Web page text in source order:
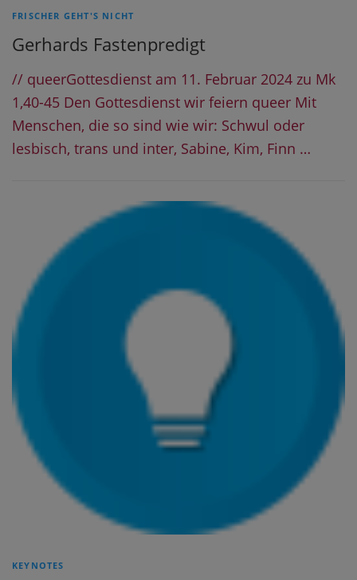
FRISCHER GEHT'S NICHT
Gerhards Fastenpredigt
// queerGottesdienst am 11. Februar 2024 zu Mk
1,40-45 Den Gottesdienst wir feiern queer Mit
Menschen, die so sind wie wir: Schwul oder
lesbisch, trans und inter, Sabine, Kim, Finn …
KEYNOTES